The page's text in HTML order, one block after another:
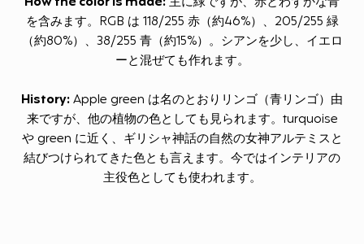
を含みます。RGB は 118/255 赤（約46%）、205/255 緑
（約80%）、38/255 青（約15%）。シアンを少し、イエロ
ーと混ぜても作れます。
History:Apple green は名のとおりリンゴ（青リンゴ）由
来ですが、他の植物の色としても見られます。turquoise
や green に近く、ギリシャ神話の自然の女神アルテミスと
結びつけられてきた色とも言えます。今ではインテリアの
主役色としても使われます。